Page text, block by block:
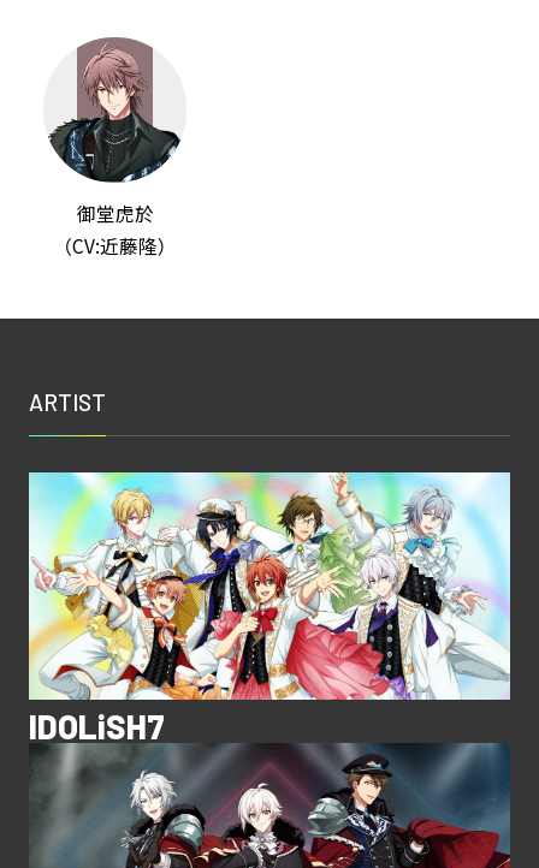
御堂虎於
（CV:近藤隆）
ARTIST
IDOLiSH7